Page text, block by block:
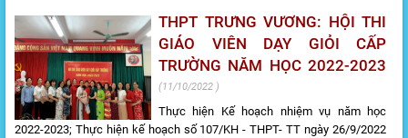
THPT TRƯNG VƯƠNG: HỘI THI
GIÁO VIÊN DẠY GIỎI CẤP
TRƯỜNG NĂM HỌC 2022-2023
11/10/2022
Thực hiện Kế hoạch nhiệm vụ năm học
2022-2023; Thực hiện kế hoạch số 107/KH - THPT- TT ngày 26/9/2022